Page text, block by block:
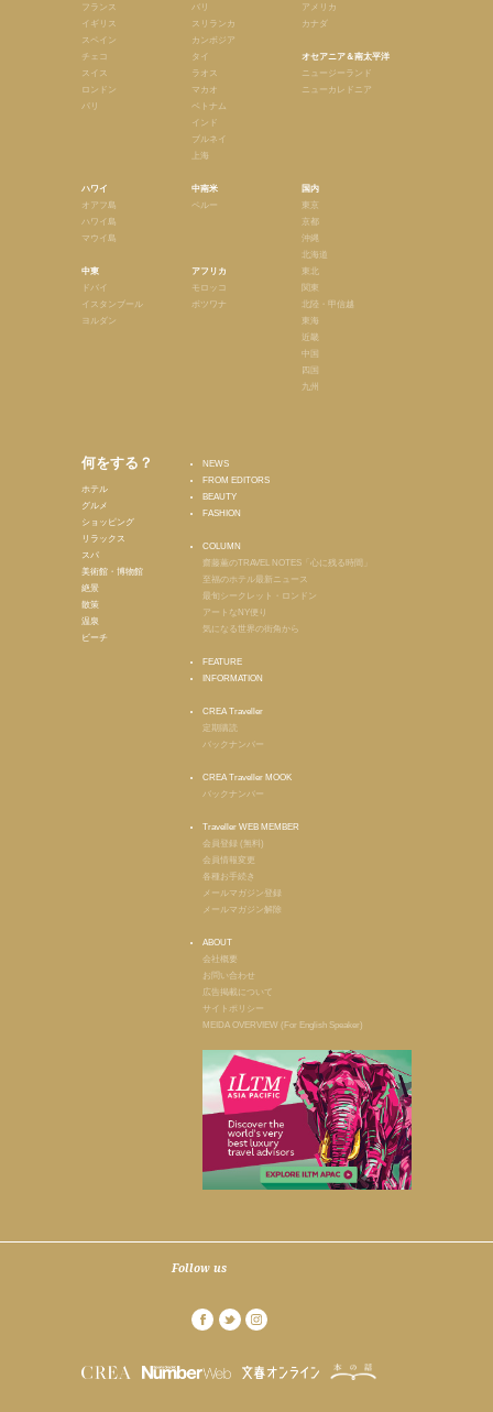
フランス
イギリス
スペイン
チェコ
スイス
ロンドン
パリ
ハワイ
オアフ島
ハワイ島
マウイ島
中東
ドバイ
イスタンブール
ヨルダン
バリ
スリランカ
カンボジア
タイ
ラオス
マカオ
ベトナム
インド
ブルネイ
上海
中南米
ペルー
アフリカ
モロッコ
ボツワナ
アメリカ
カナダ
オセアニア＆南太平洋
ニュージーランド
ニューカレドニア
国内
東京
京都
沖縄
北海道
東北
関東
北陸・甲信越
東海
近畿
中国
四国
九州
何をする？
ホテル
グルメ
ショッピング
リラックス
スパ
美術館・博物館
絶景
散策
温泉
ビーチ
NEWS
FROM EDITORS
BEAUTY
FASHION
COLUMN
齋藤薫のTRAVEL NOTES「心に残る時間」
至福のホテル最新ニュース
最旬シークレット・ロンドン
アートなNY便り
気になる世界の街角から
FEATURE
INFORMATION
CREA Traveller
定期購読
バックナンバー
CREA Traveller MOOK
バックナンバー
Traveller WEB MEMBER
会員登録 (無料)
会員情報変更
各種お手続き
メールマガジン登録
メールマガジン解除
ABOUT
会社概要
お問い合わせ
広告掲載について
サイトポリシー
MEIDA OVERVIEW (For English Speaker)
Follow us